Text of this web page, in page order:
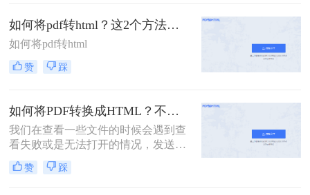
该格式下文件打开和加载的速度很
快，而且能不受到软件的制约，直接
在网页上就能查看，与此同时还能方
便文件的共享访问，只需一个链接就
能实现查看,下面我们就来分享四个
如何将pdf转html？这2个方法超实用
如何将pdf转html
赞 踩
如何将PDF转换成HTML？不用任何软件，1分钱也不用花啦
我们在查看一些文件的时候会遇到查
看失败或是无法打开的情况，发送的
时候也可能会出现这样或那样的问
题，其实我们可以将PDF文件转换成
赞 踩